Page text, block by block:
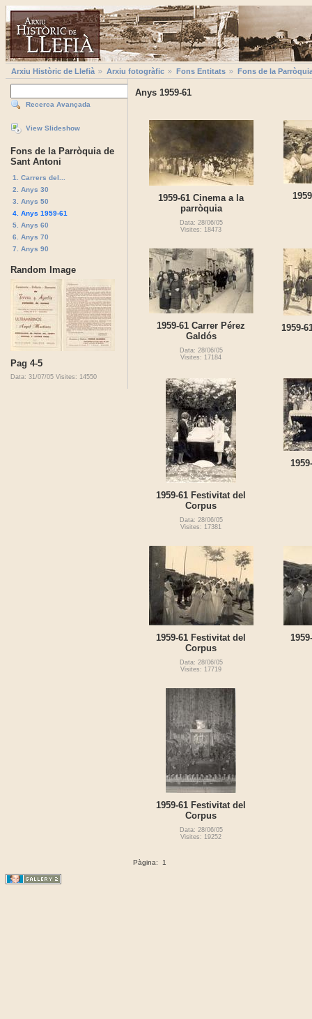
Arxiu Històric de Llefià Arxiu fotogràfic Fons Entitats Fons de la
Recerca Avançada
View Slideshow
Fons de la Parròquia de
Sant Antoni
1. Carrers del...
2. Anys 30
3. Anys 50
4. Anys 1959-61
5. Anys 60
6. Anys 70
7. Anys 90
Random Image
Pag 4-5
Data: 31/07/05 Visites: 14550
Anys 1959-61
1959-61 Cinema a la
parròquia
Data: 28/06/05
Visites: 18473
1959-61 Carrer Pérez
Galdós
Data: 28/06/05
Visites: 17184
1959-
1959-61 Festivitat del
Corpus
Data: 28/06/05
Visites: 17381
1959-61 Festivitat del
Corpus
Data: 28/06/05
Visites: 17719
1959-61 Festivitat del
Corpus
Data: 28/06/05
Visites: 19252
Pàgina: 1